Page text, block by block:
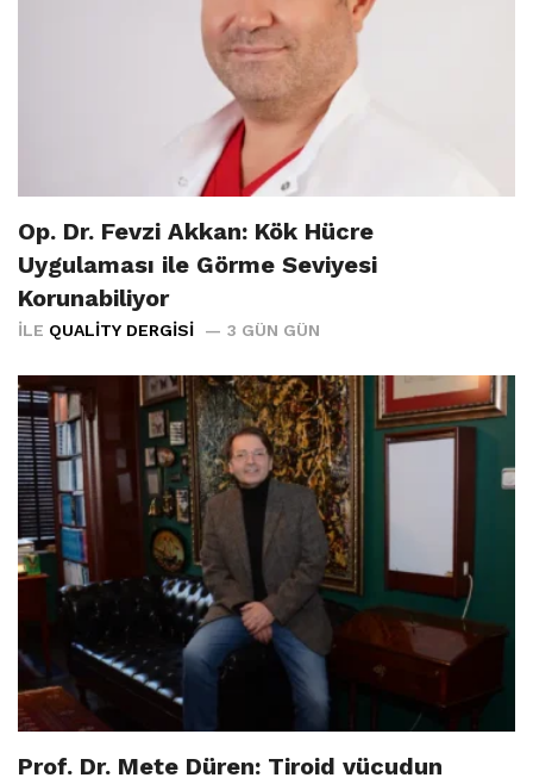
Op. Dr. Fevzi Akkan: Kök Hücre
Uygulaması ile Görme Seviyesi
Korunabiliyor
İLE QUALITY DERGISI 3 GÜN GÜN
Prof. Dr. Mete Düren: Tiroid vücudun